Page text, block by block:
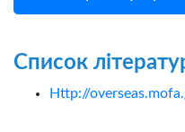
Список
Http://